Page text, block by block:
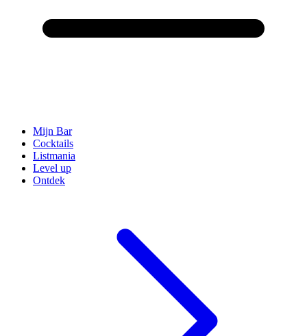
Mijn Bar
Cocktails
Listmania
Level up
Ontdek